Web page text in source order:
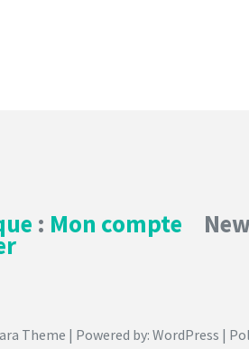
: Mon compte
Theme | Powered by: WordPress |